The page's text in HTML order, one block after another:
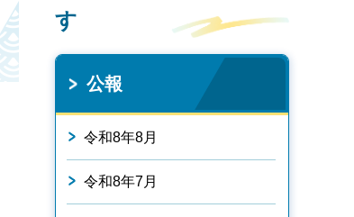
す
公報
令和8年8月
令和8年7月